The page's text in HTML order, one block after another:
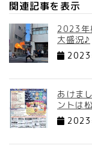
関連記事を表示
2023年
大盛況♪
2023
あけま
ントは
2023